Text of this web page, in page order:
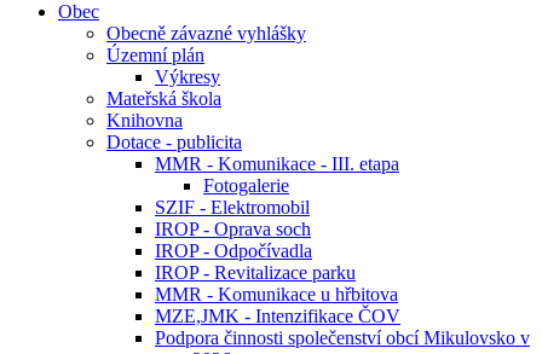
Obec
Obecně závazné vyhlášky
Územní plán
Výkresy
Mateřská škola
Knihovna
Dotace - publicita
MMR - Komunikace - III. etapa
Fotogalerie
SZIF - Elektromobil
IROP - Oprava soch
IROP - Odpočívadla
IROP - Revitalizace parku
MMR - Komunikace u hřbitova
MZE,JMK - Intenzifikace ČOV
Podpora činnosti společenství obcí Mikulovsko v